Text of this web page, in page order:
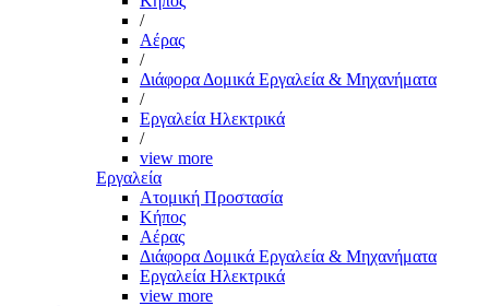
/
Αέρας
/
Διάφορα Δομικά Εργαλεία & Μηχανήματα
/
Εργαλεία Ηλεκτρικά
/
view more
Εργαλεία
Aτομική Προστασία
Kήπος
Αέρας
Διάφορα Δομικά Εργαλεία & Μηχανήματα
Εργαλεία Ηλεκτρικά
view more